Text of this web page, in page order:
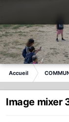
Accueil
Image mixer